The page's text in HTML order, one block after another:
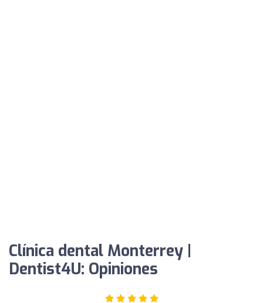
Clínica dental Monterrey |
Dentist4U: Opiniones